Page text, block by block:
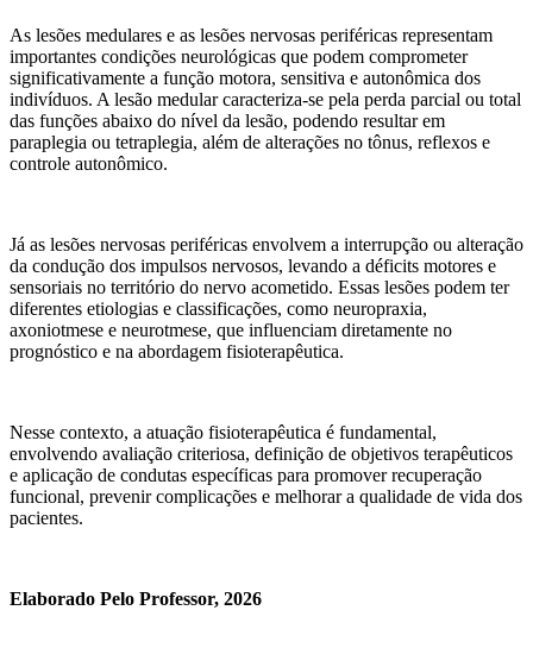
As lesões medulares e as lesões nervosas periféricas representam
importantes condições neurológicas que podem comprometer
significativamente a função motora, sensitiva e autonômica dos
indivíduos. A lesão medular caracteriza-se pela perda parcial ou total
das funções abaixo do nível da lesão, podendo resultar em
paraplegia ou tetraplegia, além de alterações no tônus, reflexos e
controle autonômico.
Já as lesões nervosas periféricas envolvem a interrupção ou alteração
da condução dos impulsos nervosos, levando a déficits motores e
sensoriais no território do nervo acometido. Essas lesões podem ter
diferentes etiologias e classificações, como neuropraxia,
axoniotmese e neurotmese, que influenciam diretamente no
prognóstico e na abordagem fisioterapêutica.
Nesse contexto, a atuação fisioterapêutica é fundamental,
envolvendo avaliação criteriosa, definição de objetivos terapêuticos
e aplicação de condutas específicas para promover recuperação
funcional, prevenir complicações e melhorar a qualidade de vida dos
pacientes.
Elaborado Pelo Professor, 2026